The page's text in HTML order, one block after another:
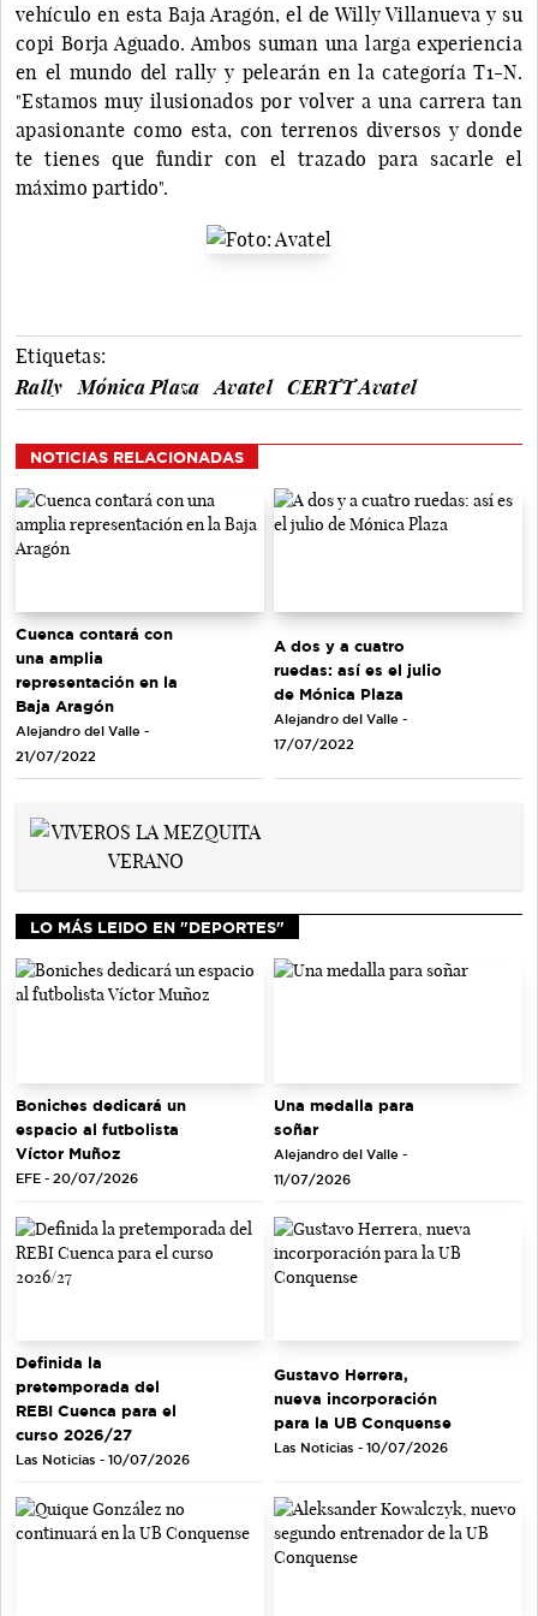
vehículo en esta Baja Aragón, el de Willy Villanueva y su
copi Borja Aguado. Ambos suman una larga experiencia
en el mundo del rally y pelearán en la categoría T1-N.
"Estamos muy ilusionados por volver a una carrera tan
apasionante como esta, con terrenos diversos y donde
te tienes que fundir con el trazado para sacarle el
máximo partido".
Etiquetas:
Rally
Mónica Plaza Avatel CERTT Avatel
NOTICIAS RELACIONADAS
Cuenca contará con
una amplia
representación en la
Baja Aragón
Alejandro del Valle -
21/07/2022
A dos y a cuatro
ruedas: así es el julio
de Mónica Plaza
Alejandro del Valle -
17/07/2022
LO MÁS LEIDO EN "DEPORTES"
Boniches dedicará un
espacio al futbolista
Víctor Muñoz
EFE - 20/07/2026
Una medalla para
soñar
Alejandro del Valle -
11/07/2026
Definida la
pretemporada del
REBI Cuenca para el
curso 2026/27
Las Noticias - 10/07/2026
Gustavo Herrera,
nueva incorporación
para la UB Conquense
Las Noticias - 10/07/2026